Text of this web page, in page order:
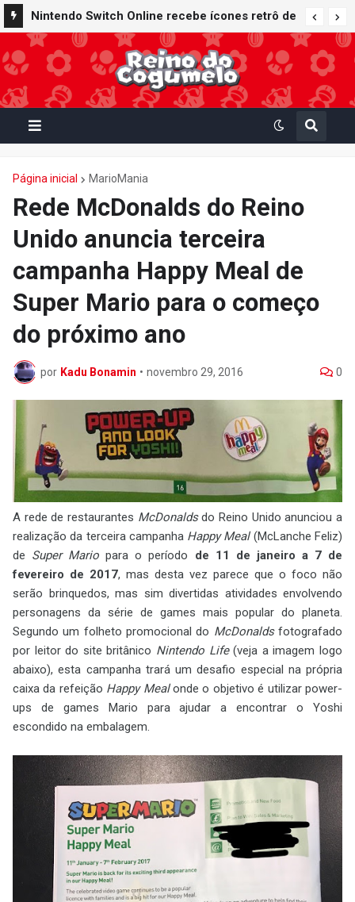
Nintendo Switch Online recebe ícones retrô de
Mario Paint (SNES) e Mario Kart: Super Circuit
(GBA)
Página inicial MarioMania
Rede McDonalds do Reino
Unido anuncia terceira
campanha Happy Meal de
Super Mario para o começo
do próximo ano
por Kadu Bonamin • novembro 29, 2016 0
A rede de restaurantes McDonaldsdo Reino Unido anunciou a
realização da terceira campanha Happy Meal(McLanche Feliz)
de Super Mario para o período de 11 de janeiro a 7 de
fevereiro de 2017, mas desta vez parece que o foco não
serão brinquedos, mas sim divertidas atividades envolvendo
personagens da série de games mais popular do planeta.
Segundo um folheto promocional do McDonaldsfotografado
por leitor do site britânico Nintendo Life(veja a imagem logo
abaixo), esta campanha trará um desafio especial na própria
caixa da refeição Happy Mealonde o objetivo é utilizar power-
ups de games Mario para ajudar a encontrar o Yoshi
escondido na embalagem.